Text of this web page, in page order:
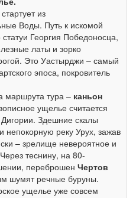
из
Воды. Путь к искомой
Георгия Победоносца,
латы и зорко
Это Уастырджи – самый
эпоса, покровитель
маршрута тура – каньон
ущелье считается
Здешние скалы
непокорную реку Урух, зажав
– зрелище невероятное и
теснину, на 80-
переброшен Чертов
шумят речные буруны.
ущелье уже совсем